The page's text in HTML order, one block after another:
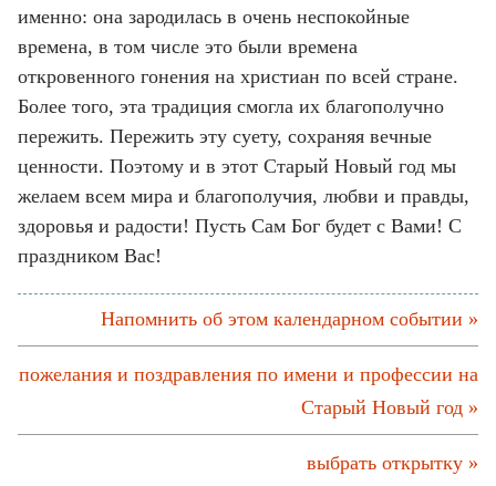
именно: она зародилась в очень неспокойные
времена, в том числе это были времена
откровенного гонения на христиан по всей стране.
Более того, эта традиция смогла их благополучно
пережить. Пережить эту суету, сохраняя вечные
ценности. Поэтому и в этот Старый Новый год мы
желаем всем мира и благополучия, любви и правды,
здоровья и радости! Пусть Сам Бог будет с Вами! С
праздником Вас!
Напомнить об этом календарном событии »
пожелания и поздравления по имени и профессии на
Старый Новый год »
выбрать открытку »